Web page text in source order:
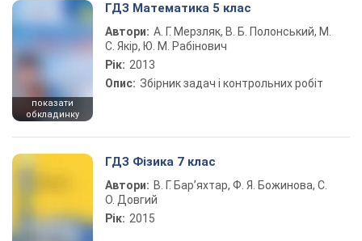
показати
обкладинку
ГДЗ Математика 5 клас
Автори: А. Г. Мерзляк, В. Б. Полонський, М.
С. Якір, Ю. М. Рабінович
Рік: 2013
Опис: Збірник задач і контрольних робіт
ГДЗ Фізика 7 клас
Автори: В. Г. Бар’яхтар, Ф. Я. Божинова, С.
О. Довгий
Рік: 2015